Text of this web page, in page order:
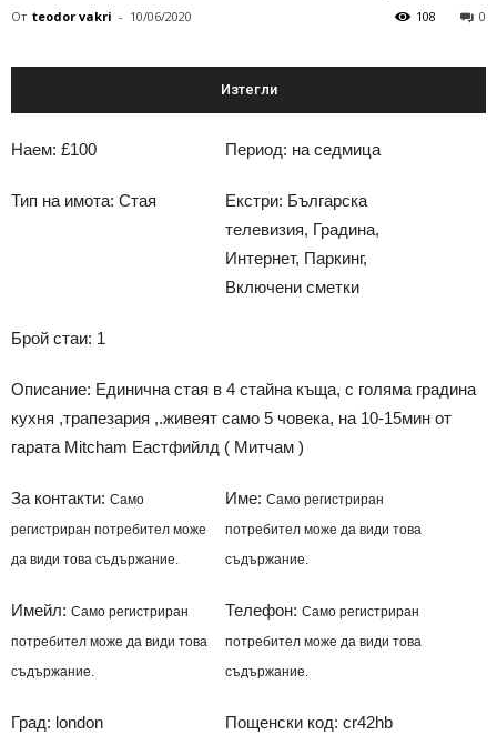
От teodor vakri - 10/06/2020 0
108
Изтегли
Наем: £100 Период: на седмица
Тип на имота: Стая
Екстри: Българска
телевизия, Градина,
Интернет, Паркинг,
Включени сметки
Брой стаи: 1
Описание: Единична стая в 4 стайна къща, с голяма градина
кухня ,трапезария ,.живеят само 5 човека, на 10-15мин от
гарата Mitcham Еастфийлд ( Митчам )
За контакти: Само
регистриран потребител може
да види това съдържание.
Име: Само регистриран
потребител може да види това
съдържание.
Имейл: Само регистриран
потребител може да види това
съдържание.
Телефон: Само регистриран
потребител може да види това
съдържание.
Град: london Пощенски код: cr42hb